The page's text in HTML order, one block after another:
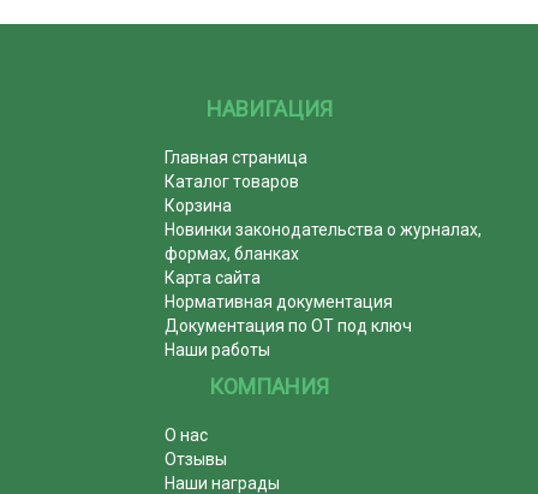
НАВИГАЦИЯ
Главная страница
Каталог товаров
Корзина
Новинки законодательства о журналах,
формах, бланках
Карта сайта
Нормативная документация
Документация по ОТ под ключ
Наши работы
КОМПАНИЯ
О нас
Отзывы
Наши награды